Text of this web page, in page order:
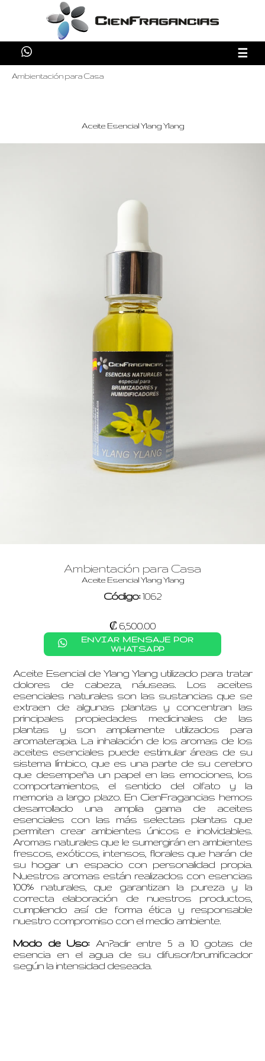
☰
Ambientación para Casa
Aceite Esencial Ylang Ylang
Ambientación para Casa
Aceite Esencial Ylang Ylang
Código:1062
₡ 6,500.00
ENVIAR MENSAJE POR
WHATSAPP
Aceite Esencial de Ylang Ylang utilizado para tratar
dolores de cabeza, náuseas. Los aceites
esenciales naturales son las sustancias que se
extraen de algunas plantas y concentran las
principales propiedades medicinales de las
plantas y son ampliamente utilizados para
aromaterapia. La inhalación de los aromas de los
aceites esenciales puede estimular áreas de su
sistema límbico, que es una parte de su cerebro
que desempeña un papel en las emociones, los
comportamientos, el sentido del olfato y la
memoria a largo plazo. En CienFragancias hemos
desarrollado una amplia gama de aceites
esenciales con las más selectas plantas que
permiten crear ambientes únicos e inolvidables.
Aromas naturales que le sumergirán en ambientes
frescos, exóticos, intensos, florales que harán de
su hogar un espacio con personalidad propia.
Nuestros aromas están realizados con esencias
100% naturales, que garantizan la pureza y la
correcta elaboración de nuestros productos,
cumpliendo así de forma ética y responsable
nuestro compromiso con el medio ambiente.
Modo de Uso: An?adir entre 5 a 10 gotas de
esencia en el agua de su difusor/brumificador
según la intensidad deseada.